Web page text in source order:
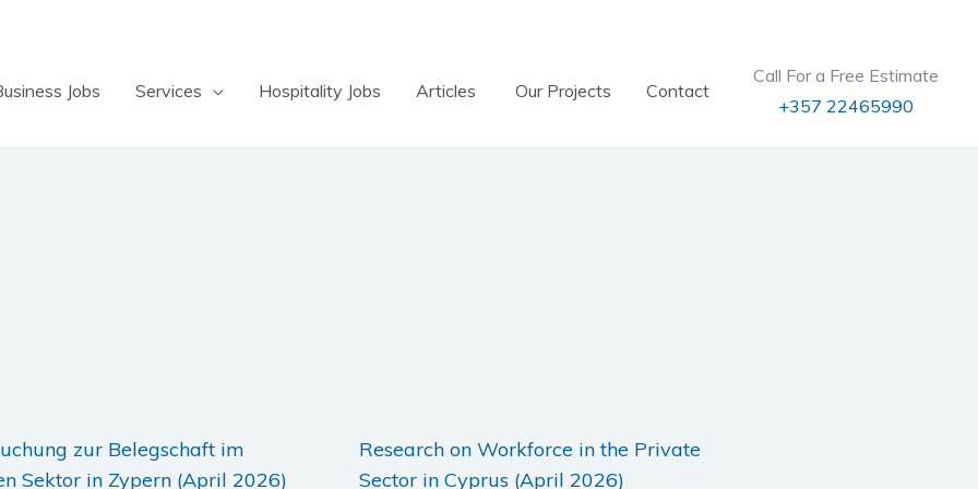
Jobs Services Hospitality Jobs Articles Our Projects Contact
Call For a Free Estimate
+357 22465990
zur Belegschaft im
Sektor in Zypern (April 2026)
Research on Workforce in the Private
Sector in Cyprus (April 2026)